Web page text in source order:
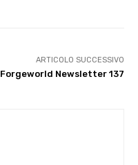
ARTICOLO SUCCESSIVO
Forgeworld Newsletter 137